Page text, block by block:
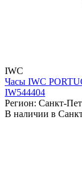
IWC
Часы IWC
IW544404
Регион: Санкт-
В наличии в